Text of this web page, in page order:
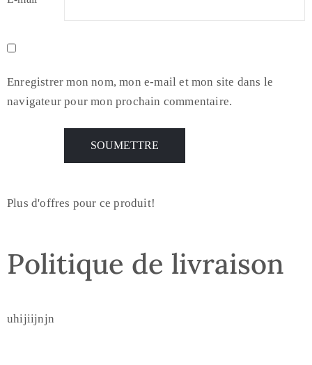
Enregistrer mon nom, mon e-mail et mon site dans le
navigateur pour mon prochain commentaire.
Plus d'offres pour ce produit!
Politique de livraison
uhijiijnjn